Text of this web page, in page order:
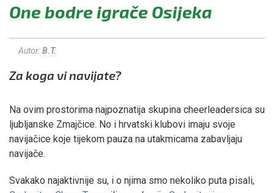
One bodre igrače Osijeka
Autor:B.T.
Za koga vi navijate?
Na ovim prostorima najpoznatija skupina cheerleadersica su
ljubljanske Zmajčice. No i hrvatski klubovi imaju svoje
navijačice koje tijekom pauza na utakmicama zabavljaju
navijače.
Svakako najaktivnije su, i o njima smo nekoliko puta pisali,